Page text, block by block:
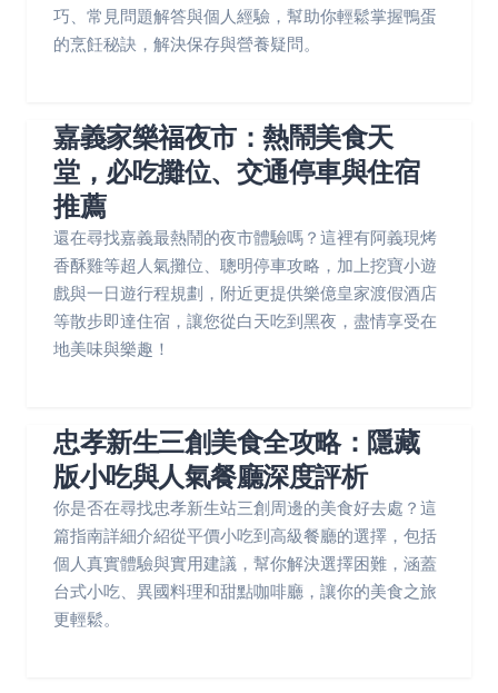
巧、常見問題解答與個人經驗，幫助你輕鬆掌握鴨蛋
的烹飪秘訣，解決保存與營養疑問。
嘉義家樂福夜市：熱鬧美食天
堂，必吃攤位、交通停車與住宿
推薦
還在尋找嘉義最熱鬧的夜市體驗嗎？這裡有阿義現烤
香酥雞等超人氣攤位、聰明停車攻略，加上挖寶小遊
戲與一日遊行程規劃，附近更提供樂億皇家渡假酒店
等散步即達住宿，讓您從白天吃到黑夜，盡情享受在
地美味與樂趣！
忠孝新生三創美食全攻略：隱藏
版小吃與人氣餐廳深度評析
你是否在尋找忠孝新生站三創周邊的美食好去處？這
篇指南詳細介紹從平價小吃到高級餐廳的選擇，包括
個人真實體驗與實用建議，幫你解決選擇困難，涵蓋
台式小吃、異國料理和甜點咖啡廳，讓你的美食之旅
更輕鬆。